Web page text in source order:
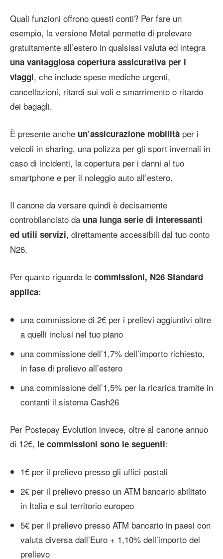
Quali funzioni offrono questi conti? Per fare un
esempio, la versione Metal permette di prelevare
gratuitamente all’estero in qualsiasi valuta ed integra
una vantaggiosa copertura assicurativa per i
viaggi, che include spese mediche urgenti,
cancellazioni, ritardi sui voli e smarrimento o ritardo
dei bagagli.
È presente anche un’assicurazione mobilità per i
veicoli in sharing, una polizza per gli sport invernali in
caso di incidenti, la copertura per i danni al tuo
smartphone e per il noleggio auto all’estero.
Il canone da versare quindi è decisamente
controbilanciato da una lunga serie di interessanti
ed utili servizi, direttamente accessibili dal tuo conto
N26.
Per quanto riguarda le commissioni, N26 Standard
applica:
una commissione di 2€ per i prelievi aggiuntivi oltre
a quelli inclusi nel tuo piano
una commissione dell’1,7% dell’importo richiesto,
in fase di prelievo all’estero
una commissione dell’1,5% per la ricarica tramite in
contanti il sistema Cash26
Per Postepay Evolution invece, oltre al canone annuo
di 12€, le commissioni sono le seguenti:
1€ per il prelievo presso gli uffici postali
2€ per il prelievo presso un ATM bancario abilitato
in Italia e sul territorio europeo
5€ per il prelievo presso ATM bancario in paesi con
valuta diversa dall’Euro + 1,10% dell’importo del
prelievo